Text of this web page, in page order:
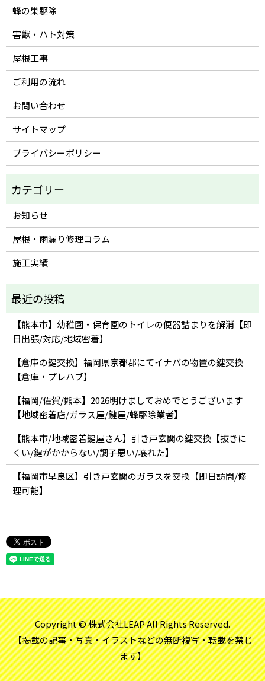
蜂の巣駆除
害獣・ハト対策
屋根工事
ご利用の流れ
お問い合わせ
サイトマップ
プライバシーポリシー
お知らせ
屋根・雨漏り修理コラム
施工実績
【熊本市】幼稚園・保育園のトイレの便器詰まりを解消【即
日出張/対応/地域密着】
【倉庫の鍵交換】福岡県京都郡にてイナバの物置の鍵交換
【倉庫・プレハブ】
【福岡/佐賀/熊本】2026明けましておめでとうございます
【地域密着店/ガラス屋/鍵屋/蜂駆除業者】
【熊本市/地域密着鍵屋さん】引き戸玄関の鍵交換【抜きに
くい/鍵がかからない/調子悪い/壊れた】
【福岡市早良区】引き戸玄関のガラスを交換【即日訪問/修
理可能】
Copyright © 株式会社LEAP All Rights Reserved.
【掲載の記事・写真・イラストなどの無断複写・転載を禁じ
ます】